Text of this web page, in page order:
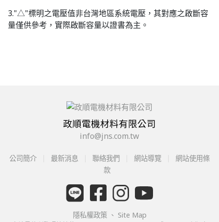
3."△"標明之電壓值非台灣地區系統電壓，其對應之啟斷容
量僅供參考，實際啟斷容量以證書為主。
政順電機材料有限公司
info@jns.com.tw
公司簡介 最新消息 聯絡我們 網站導覽
網站使用條
款
隱私權政策 、 Site Map